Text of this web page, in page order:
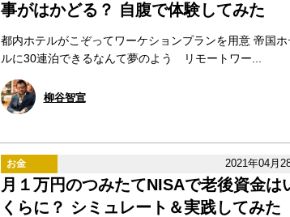
事がはかどる？ 自腹で体験してみた
都内ホテルがこぞってワーケションプランを用意 帝国ホ
ルに30連泊できるなんて夢のよう リモートワー...
柳谷智宣
お金 2021年04月
月１万円のつみたてNISAで老後資金は
くらに？ シミュレート＆実践してみた